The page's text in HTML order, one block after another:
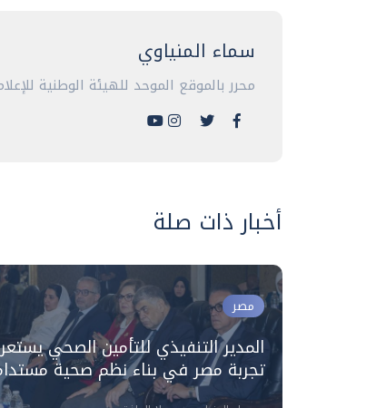
سماء المنياوي
محرر بالموقع الموحد للهيئة الوطنية
أخبار ذات صلة
مصر
المدير التنفيذي للتأمين الصحي
تجربة مصر في بناء نظم صحية